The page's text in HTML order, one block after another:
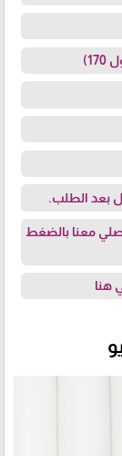
بعد الطلب.
معنابالضغط
هنا